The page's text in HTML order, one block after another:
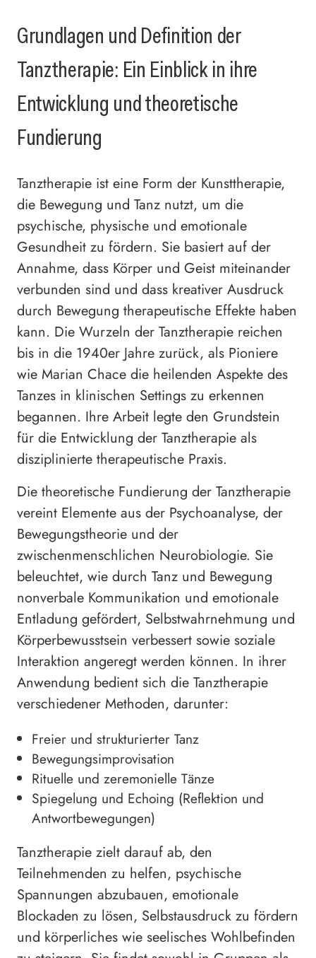
Grundlagen und Definition der
Tanztherapie: Ein Einblick in ihre
Entwicklung und theoretische
Fundierung
Tanztherapie ist eine Form der Kunsttherapie,
die Bewegung und Tanz nutzt, um die
psychische, physische und emotionale
Gesundheit zu fördern. Sie basiert auf der
Annahme, dass Körper und Geist miteinander
verbunden sind und dass kreativer Ausdruck
durch Bewegung therapeutische Effekte haben
kann. Die Wurzeln der Tanztherapie reichen
bis in die 1940er Jahre zurück, als Pioniere
wie Marian Chace die heilenden Aspekte des
Tanzes in klinischen Settings zu erkennen
begannen. Ihre Arbeit legte den Grundstein
für die Entwicklung der Tanztherapie als
disziplinierte therapeutische Praxis.
Die theoretische Fundierung der Tanztherapie
vereint Elemente aus der Psychoanalyse, der
Bewegungstheorie und der
zwischenmenschlichen Neurobiologie. Sie
beleuchtet, wie durch Tanz und Bewegung
nonverbale Kommunikation und emotionale
Entladung gefördert, Selbstwahrnehmung und
Körperbewusstsein verbessert sowie soziale
Interaktion angeregt werden können. In ihrer
Anwendung bedient sich die Tanztherapie
verschiedener Methoden, darunter:
Freier und strukturierter Tanz
Bewegungsimprovisation
Rituelle und zeremonielle Tänze
Spiegelung und Echoing (Reflektion und
Antwortbewegungen)
Tanztherapie zielt darauf ab, den
Teilnehmenden zu helfen, psychische
Spannungen abzubauen, emotionale
Blockaden zu lösen, Selbstausdruck zu fördern
und körperliches wie seelisches Wohlbefinden